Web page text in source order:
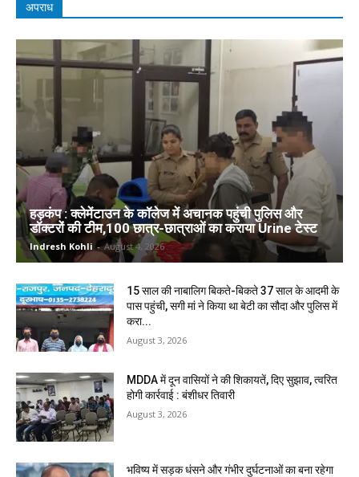
अपराध
हड़कंप : क्लेमेंटाउन के कॉलेज में अचानक पहुंची पुलिस और
डॉक्टरों की टीम,100 छात्र-छात्राओं का कराया Urine टेस्ट
Indresh Kohli - August 4, 2026
15 साल की नाबालिग बिकते-बिकते 37 साल के आदमी के
पास पहुंची, सगी मां ने किया था बेटी का सौदा और पुलिस में
करा...
August 3, 2026
MDDA में दून वासियों ने की शिकायतें, दिए सुझाव, त्वरित
होगी कार्रवाई : बंशीधर तिवारी
August 3, 2026
भविष्य में सड़क धंसने और गंभीर दुर्घटनाओं का बना रहेगा